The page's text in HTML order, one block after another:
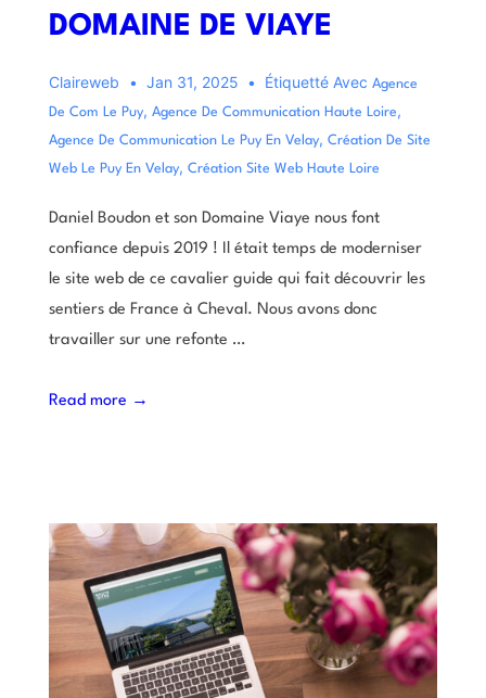
DOMAINE DE VIAYE
Claireweb Jan 31, 2025 Étiquetté AvecAgence
De Com Le Puy, Agence De Communication Haute Loire,
Agence De Communication Le Puy En Velay, Création De Site
Web Le Puy En Velay, Création Site Web Haute Loire
Daniel Boudon et son Domaine Viaye nous font
confiance depuis 2019 ! Il était temps de moderniser
le site web de ce cavalier guide qui fait découvrir les
sentiers de France à Cheval. Nous avons donc
travailler sur une refonte …
Read more →